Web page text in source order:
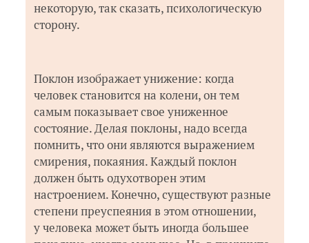
некоторую, так сказать, психологическую
сторону.
Поклон изображает унижение: когда
человек становится на колени, он тем
самым показывает свое униженное
состояние. Делая поклоны, надо всегда
помнить, что они являются выражением
смирения, покаяния. Каждый поклон
должен быть одухотворен этим
настроением. Конечно, существуют разные
степени преуспеяния в этом отношении,
у человека может быть иногда большее